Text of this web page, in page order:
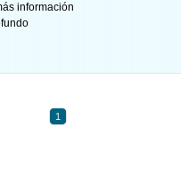
información
1